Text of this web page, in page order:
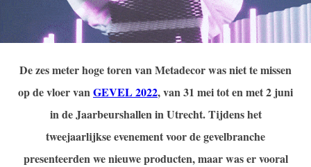
De zes meter hoge toren van Metadecor was niet te missen
op de vloer vanGEVEL 2022, van 31 mei tot en met 2 juni
in de Jaarbeurshallen in Utrecht. Tijdens het
tweejaarlijkse evenement voor de gevelbranche
presenteerden we nieuwe producten, maar was er vooral